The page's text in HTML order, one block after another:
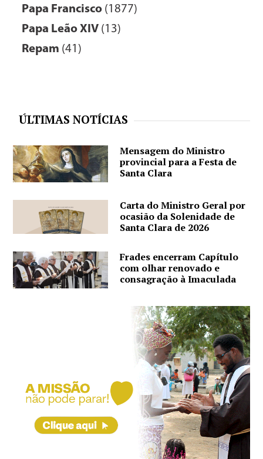
Papa Francisco (1877)
Papa Leão XIV (13)
Repam (41)
ÚLTIMAS NOTÍCIAS
Mensagem do Ministro
provincial para a Festa de
Santa Clara
Carta do Ministro Geral por
ocasião da Solenidade de
Santa Clara de 2026
Frades encerram Capítulo
com olhar renovado e
consagração à Imaculada